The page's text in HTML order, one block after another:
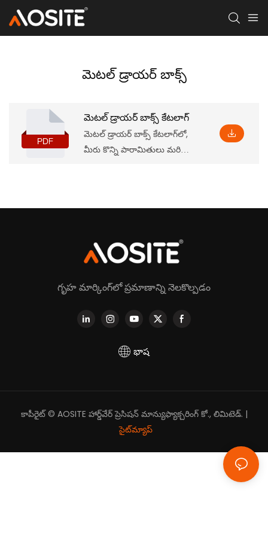
మెటల్ డ్రాయర్ బాక్స్
మెటల్ డ్రాయర్ బాక్స్ కేటలాగ్
మెటల్ డ్రాయర్ బాక్స్ కేటలాగ్‌లో,
మీరు కొన్ని పారామితులు మరియు
కనుగొనవచ్చు, ఇది మీకు లోతుగా
సహాయపడుతుంది
గృహ మార్కింగ్‌లో ప్రమాణాన్ని నెలకొల్పడం
భాష
కాపీరైట్ © AOSITE హార్డ్‌వేర్ ప్రెసిషన్ మాన్యుఫ్యాక్చరింగ్ కో., లిమిటెడ్. |
సైట్‌మ్యాప్